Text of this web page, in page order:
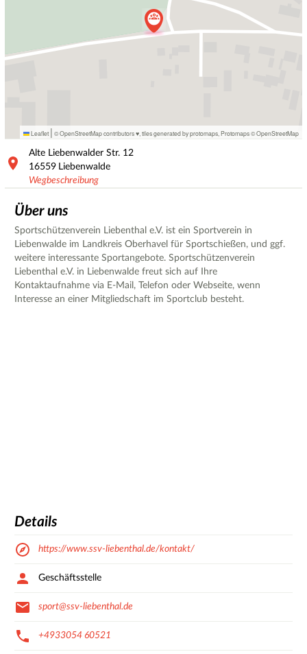
Leaflet | © OpenStreetMap contributors ♥, tiles generated by protomaps Protomaps©OpenStreetMap
Alte Liebenwalder Str. 12
16559 Liebenwalde
Wegbeschreibung
Über uns
Sportschützenverein Liebenthal e.V. ist ein Sportverein in
Liebenwalde im Landkreis Oberhavel für Sportschießen, und ggf.
weitere interessante Sportangebote. Sportschützenverein
Liebenthal e.V. in Liebenwalde freut sich auf Ihre
Kontaktaufnahme via E-Mail, Telefon oder Webseite, wenn
Interesse an einer Mitgliedschaft im Sportclub besteht.
Details
https://www.ssv-liebenthal.de/kontakt/
Geschäftsstelle
sport@ssv-liebenthal.de
+4933054 60521